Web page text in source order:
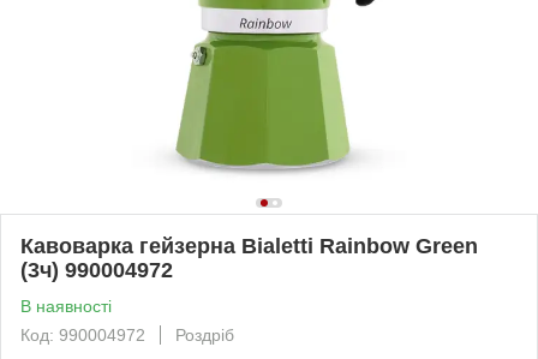
Кавоварка гейзерна Bialetti Rainbow Green
(3ч) 990004972
В наявності
Код: 990004972
Роздріб